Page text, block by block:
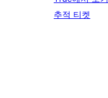
추적 티켓